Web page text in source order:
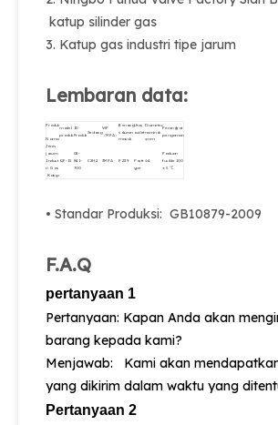
katup silinder gas
3. Katup gas industri tipe jarum
Lembaran data:
Produk
Nama
model
produk
ID
Produk
Sedang
WP
（MPA）
Benang
saluran
masuk
Utas
outlet
Diameter
nominal
φmm
Perangkat
pengaman
Jenis
jarum
Indust
ri Gas
Katup
QF-15
08-
841-
700
C2H2 3MPA PZ39
Postt
ype
Φ4
Paduan
fusible 100
± 5 ℃
• Standar Produksi: GB10879-2009
F.A.Q
pertanyaan 1
Pertanyaan: Kapan Anda akan
barang kepada kami?
Menjawab: Kami akan
yang dikirim dalam waktu yang
Pertanyaan 2